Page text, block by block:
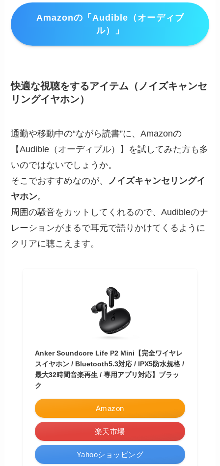
Amazonの「Audible（オーディブ
ル）」
快適な視聴をするアイテム（ ノイズキャンセ
リングイヤホン）
通勤や移動中の“ながら読書”に、Amazonの
【Audible（オーディブル）】を試してみた方も多
いのではないでしょうか。
そこでおすすめなのが、
ノイズキャンセリングイ
ヤホン。
周囲の騒音をカットしてくれるので、Audibleのナ
レーションがまるで耳元で語りかけてくるように
クリアに聴こえます。
Anker Soundcore Life P2 Mini【完全ワイヤレ
スイヤホン / Bluetooth5.3対応 / IPX5防水規格 /
最大32時間音楽再生 / 専用アプリ対応】ブラッ
ク
Amazon
楽天市場
Yahooショッピング